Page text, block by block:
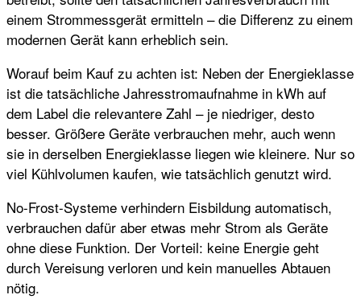
einem Strommessgerät ermitteln – die Differenz zu einem
modernen Gerät kann erheblich sein.
Worauf beim Kauf zu achten ist: Neben der Energieklasse
ist die tatsächliche Jahresstromaufnahme in kWh auf
dem Label die relevantere Zahl – je niedriger, desto
besser. Größere Geräte verbrauchen mehr, auch wenn
sie in derselben Energieklasse liegen wie kleinere. Nur so
viel Kühlvolumen kaufen, wie tatsächlich genutzt wird.
No-Frost-Systeme verhindern Eisbildung automatisch,
verbrauchen dafür aber etwas mehr Strom als Geräte
ohne diese Funktion. Der Vorteil: keine Energie geht
durch Vereisung verloren und kein manuelles Abtauen
nötig.